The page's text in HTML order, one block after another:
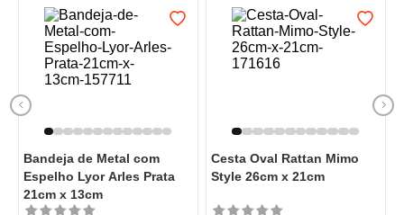
Bandeja de Metal com
Espelho Lyor Arles Prata
21cm x 13cm
Cesta Oval Rattan Mimo
Style 26cm x 21cm